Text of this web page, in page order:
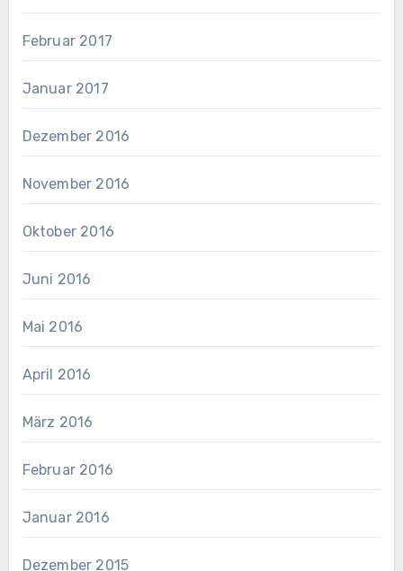
Februar 2017
Januar 2017
Dezember 2016
November 2016
Oktober 2016
Juni 2016
Mai 2016
April 2016
März 2016
Februar 2016
Januar 2016
Dezember 2015